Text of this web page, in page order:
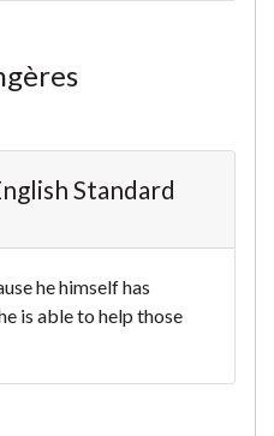
Standard
he himself has
is able to help those